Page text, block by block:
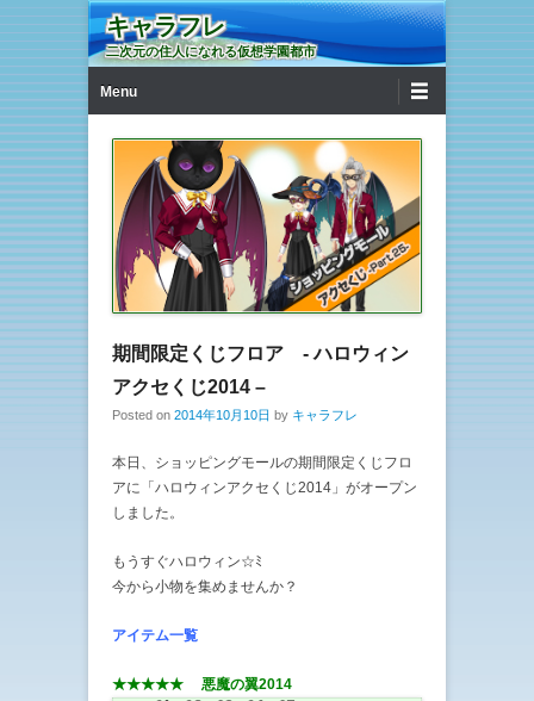
キャラフレ
二次元の住人になれる仮想学園都市
Menu
期間限定くじフロア - ハロウィン
アクセくじ2014 –
Posted on 2014年10月10日 by キャラフレ
本日、ショッピングモールの期間限定くじフロ
アに「ハロウィンアクセくじ2014」がオープン
しました。
もうすぐハロウィン☆ﾐ
今から小物を集めませんか？
アイテム一覧
★★★★★ 悪魔の翼2014